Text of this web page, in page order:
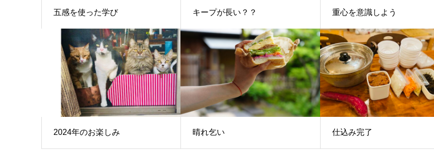
五感を使った学び キープが長い？？ 重心を意識しよう
2024年のお楽しみ 晴れ乞い 仕込み完了